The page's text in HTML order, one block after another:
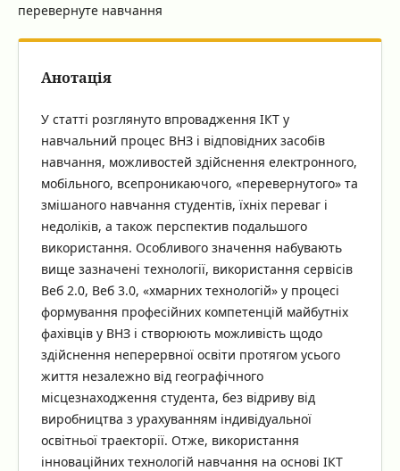
перевернуте навчання
Анотація
У статті розглянуто впровадження ІКТ у
навчальний процес ВНЗ і відповідних засобів
навчання, можливостей здійснення електронного,
мобільного, всепроникаючого, «перевернутого» та
змішаного навчання студентів, їхніх переваг і
недоліків, а також перспектив подальшого
використання. Особливого значення набувають
вище зазначені технології, використання сервісів
Веб 2.0, Веб 3.0, «хмарних технологій» у процесі
формування професійних компетенцій майбутніх
фахівців у ВНЗ і створюють можливість щодо
здійснення неперервної освіти протягом усього
життя незалежно від географічного
місцезнаходження студента, без відриву від
виробництва з урахуванням індивідуальної
освітньої траекторії. Отже, використання
інноваційних технологій навчання на основі ІКТ